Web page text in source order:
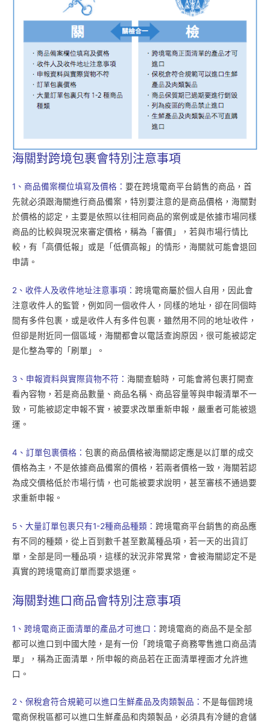
海關對跨境包裹會特別注意事項
1、商品備案欄位填寫及價格： 要在跨境電商平台銷售的商品，首
先就必須跟海關進行商品備案，特別要注意的是商品價格，海關對
於價格的認定，主要是依照以往相同商品的案例或是依據市場同樣
商品的比較與現況來審定價格，稱為「審價」，若與市場行情比
較，有「高價低報」或是「低價高報」的情形，海關就可能會退回
申請。
2、收件人及收件地址注意事項： 跨境電商屬於個人自用，因此會
注意收件人的監管，例如同一個收件人，同樣的地址，卻在同個時
間有多件包裹，或是收件人有多件包裹，雖然用不同的地址收件，
但卻是附近同一個區域，海關都會以電話查詢原因，很可能被認定
是化整為零的「刷單」。
3、申報資料與實際貨物不符： 海關查驗時，可能會將包裹打開查
看內容物，若是商品數量、商品名稱、商品容量等與申報清單不一
致，可能被認定申報不實，被要求改單重新申報，嚴重者可能被退
運。
4、訂單包裹價格： 包裹的商品價格被海關認定應是以訂單的成交
價格為主，不是依據商品備案的價格，若兩者價格一致，海關若認
為成交價格低於市場行情，也可能被要求說明，甚至審核不通過要
求重新申報。
5、大量訂單包裹只有1-2種商品種類： 跨境電商平台銷售的商品應
有不同的種類，從上百到數千甚至數萬種品項，若一天的出貨訂
單，全部是同一種品項，這樣的狀況非常異常，會被海關認定不是
真實的跨境電商訂單而要求退運。
海關對進口商品會特別注意事項
1、跨境電商正面清單的產品才可進口： 跨境電商的商品不是全部
都可以進口到中國大陸，是有一份「跨境電子商務零售進口商品清
單」，稱為正面清單，所申報的商品若在正面清單裡面才允許進
口。
2、保稅倉符合規範可以進口生鮮產品及肉類製品： 不是每個跨境
電商保稅區都可以進口生鮮產品和肉類製品，必須具有冷鏈的倉儲